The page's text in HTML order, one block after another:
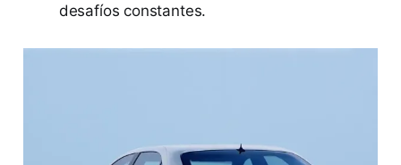
desafíos constantes.